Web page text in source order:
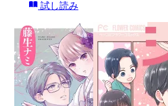
試し読み